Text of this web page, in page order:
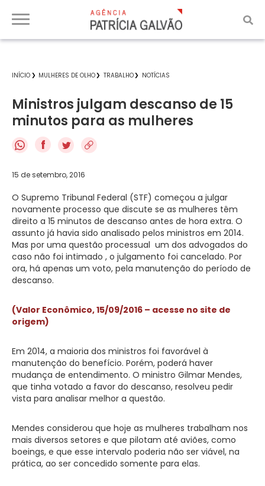
INÍCIO MULHERES DE OLHO TRABALHO NOTÍCIAS
Ministros julgam descanso de 15
minutos para as mulheres
f
15 de setembro, 2016
O Supremo Tribunal Federal (STF) começou a julgar
novamente processo que discute se as mulheres têm
direito a 15 minutos de descanso antes de hora extra. O
assunto já havia sido analisado pelos ministros em 2014.
Mas por uma questão processual ­ um dos advogados do
caso não foi intimado ­, o julgamento foi cancelado. Por
ora, há apenas um voto, pela manutenção do período de
descanso.
(Valor Econômico, 15/09/2016 – acesse no site de
origem)
Em 2014, a maioria dos ministros foi favorável à
manutenção do benefício. Porém, poderá haver
mudança de entendimento. O ministro Gilmar Mendes,
que tinha votado a favor do descanso, resolveu pedir
vista para analisar melhor a questão.
Mendes considerou que hoje as mulheres trabalham nos
mais diversos setores e que pilotam até aviões, como
boeings, e que esse intervalo poderia não ser viável, na
prática, ao ser concedido somente para elas.